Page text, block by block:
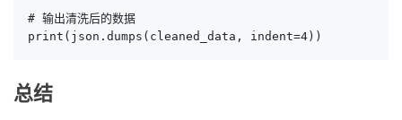
# 输出清洗后的数据
print(json.dumps(cleaned_data, indent=4))
总结